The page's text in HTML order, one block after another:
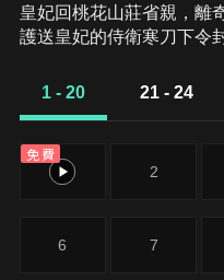
皇妃回桃花山莊省親，離
護送皇妃的侍衛寒刀下令
義絕，形同陌路。在桃花
撲朔迷離。
1 - 20 21 - 24
免費
1 2
6 7